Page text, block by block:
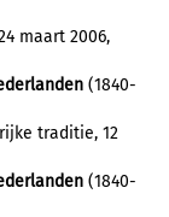
maart 2006,
(1840-
traditie, 12
(1840-